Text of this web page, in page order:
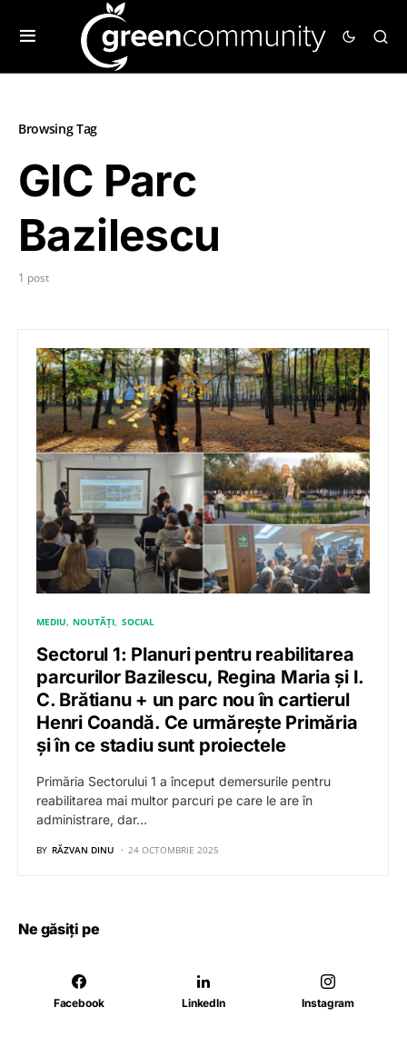
Browsing Tag
GIC Parc
Bazilescu
1 post
MEDIU NOUTĂȚI SOCIAL
Sectorul 1: Planuri pentru reabilitarea
parcurilor Bazilescu, Regina Maria și I.
C. Brătianu + un parc nou în cartierul
Henri Coandă. Ce urmărește Primăria
și în ce stadiu sunt proiectele
Primăria Sectorului 1 a început demersurile pentru
reabilitarea mai multor parcuri pe care le are în
administrare, dar…
BY RĂZVAN DINU 24 OCTOMBRIE 2025
Ne găsiți pe
Facebook LinkedIn Instagram